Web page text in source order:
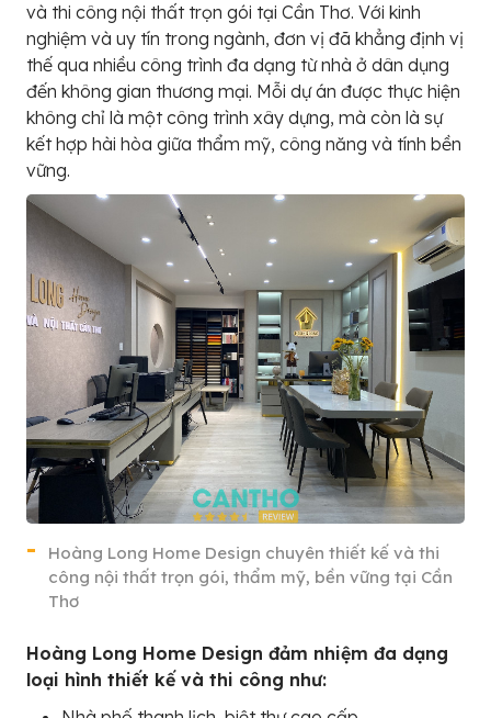
và thi công nội thất trọn gói tại Cần Thơ. Với kinh
nghiệm và uy tín trong ngành, đơn vị đã khẳng định vị
thế qua nhiều công trình đa dạng từ nhà ở dân dụng
đến không gian thương mại. Mỗi dự án được thực hiện
không chỉ là một công trình xây dựng, mà còn là sự
kết hợp hài hòa giữa thẩm mỹ, công năng và tính bền
vững.
Hoàng Long Home Design chuyên thiết kế và thi
công nội thất trọn gói, thẩm mỹ, bền vững tại Cần
Thơ
Hoàng Long Home Design đảm nhiệm đa dạng
loại hình thiết kế và thi công như: